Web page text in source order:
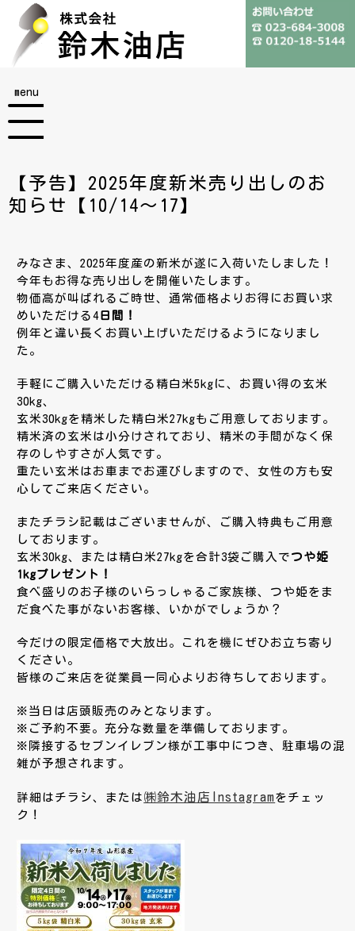
menu
【予告】2025年度新米売り出しのお
知らせ【10/14～17】
みなさま、2025年度産の新米が遂に入荷いたしました！
今年もお得な売り出しを開催いたします。
物価高が叫ばれるご時世、通常価格よりお得にお買い求
めいただける4日間！
例年と違い長くお買い上げいただけるようになりまし
た。
手軽にご購入いただける精白米5kgに、お買い得の玄米
30kg、
玄米30kgを精米した精白米27kgもご用意しております。
精米済の玄米は小分けされており、精米の手間がなく保
存のしやすさが人気です。
重たい玄米はお車までお運びしますので、女性の方も安
心してご来店ください。
またチラシ記載はございませんが、ご購入特典もご用意
しております。
玄米30kg、または精白米27kgを合計3袋ご購入で つや姫
1kgプレゼント！
食べ盛りのお子様のいらっしゃるご家族様、つや姫をま
だ食べた事がないお客様、いかがでしょうか？
今だけの限定価格で大放出。これを機にぜひお立ち寄り
ください。
皆様のご来店を従業員一同心よりお待ちしております。
※当日は店頭販売のみとなります。
※ご予約不要。充分な数量を準備しております。
※隣接するセブンイレブン様が工事中につき、駐車場の混
雑が予想されます。
詳細はチラシ、または ㈱鈴木油店Instagramをチェッ
ク！